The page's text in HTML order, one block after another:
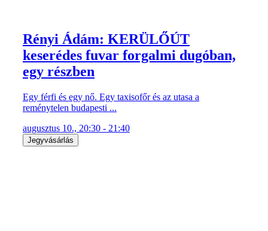
Rényi Ádám: KERÜLŐÚT
keserédes fuvar forgalmi dugóban,
egy részben
Egy férfi és egy nő. Egy taxisofőr és az utasa a
reménytelen budapesti ...
augusztus 10., 20:30 - 21:40
Jegyvásárlás